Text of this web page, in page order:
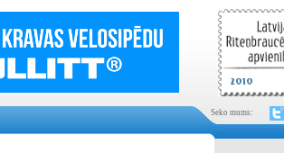
Seko mums: